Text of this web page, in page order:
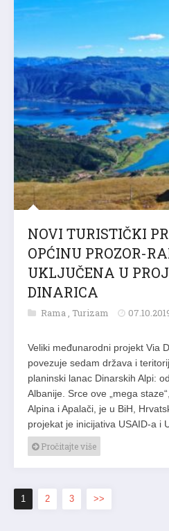
NOVI TURISTIČKI
OPĆINU PROZOR-
UKLJUČENA U
DINARICA
Rama , Turizam
Veliki međunarodni projekt Via
povezuje sedam država i
planinski lanac Dinarskih Alpi:
Albanije. Srce ove „mega
Alpina i Apalači, je u BiH,
projekat je inicijativa USAID-a i
Pročitajte više
1 2 3 >>